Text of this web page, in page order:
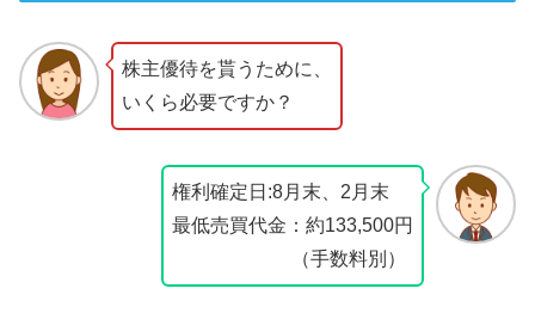
株主優待を貰うために、
いくら必要ですか？
権利確定日:8月末、2月末
最低売買代金：約133,500円
（手数料別）